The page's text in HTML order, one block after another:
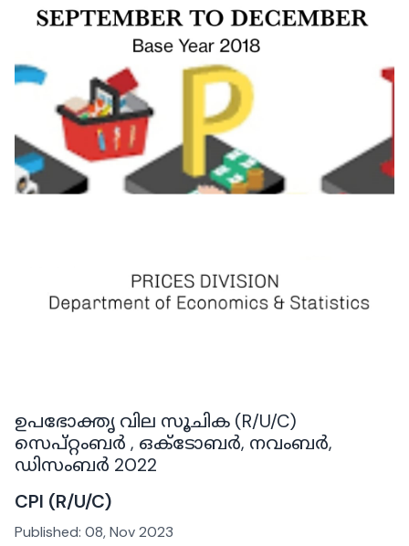
ഉപഭോക്തൃ വില സൂചിക (R/U/C)
സെപ്റ്റംബർ , ഒക്ടോബർ, നവംബർ,
ഡിസംബർ 2022
CPI (R/U/C)
Published: 08, Nov 2023